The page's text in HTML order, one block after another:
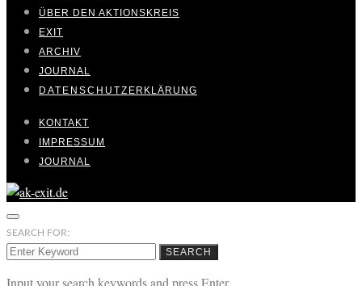
ÜBER DEN AKTIONSKREIS
EXIT
ARCHIV
JOURNAL
DATENSCHUTZERKLÄRUNG
KONTAKT
IMPRESSUM
JOURNAL
SEARCH FOR:
SEARCH
Input your search keywords and press Enter.